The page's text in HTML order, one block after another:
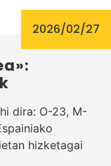
2026/02/27
dira: O-23, M-
hizketagai